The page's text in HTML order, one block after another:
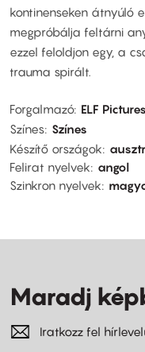
kontinenseken átnyúló
megpróbálja feltárni
ezzel feloldjon egy, a
trauma spirált.
Forgalmazó ELF Pictures
Színes Színes
Készítő országok
Felirat nyelvek
angol
Szinkron nyelvek
Maradj
Iratkozz fel